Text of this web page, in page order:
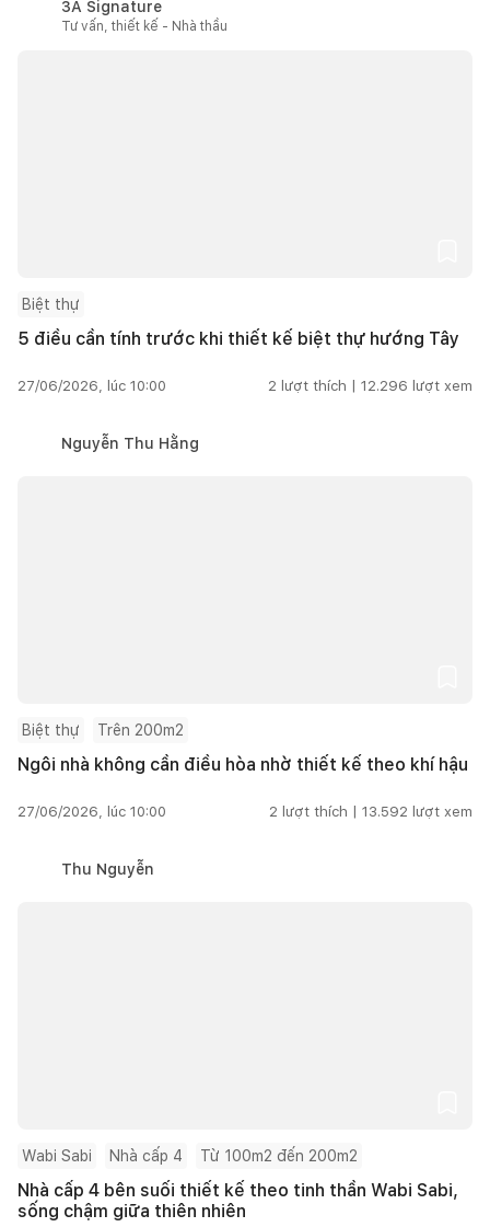
3A Signature
Tư vấn, thiết kế - Nhà thầu
Biệt thự
5 điều cần tính trước khi thiết kế biệt thự hướng Tây
27/06/2026, lúc 10:00 2 lượt thích | 12.296 lượt xem
Nguyễn Thu Hằng
Biệt thự Trên 200m2
Ngôi nhà không cần điều hòa nhờ thiết kế theo khí hậu
27/06/2026, lúc 10:00 2 lượt thích | 13.592 lượt xem
Thu Nguyễn
Wabi Sabi Nhà cấp 4 Từ 100m2 đến 200m2
Nhà cấp 4 bên suối thiết kế theo tinh thần Wabi Sabi,
sống chậm giữa thiên nhiên